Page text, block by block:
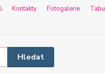
Kontakty Fotogalerie
Hledat